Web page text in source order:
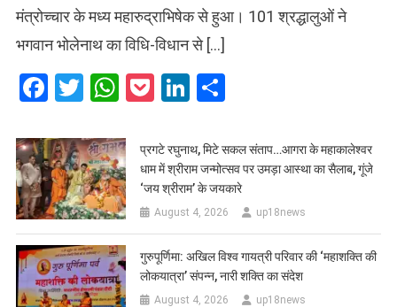
मंत्रोच्चार के मध्य महारुद्राभिषेक से हुआ। 101 श्रद्धालुओं ने
भगवान भोलेनाथ का विधि-विधान से […]
Facebook
Twitter
WhatsApp
PocketLinkedIn
प्रगटे रघुनाथ, मिटे सकल संताप…आगरा के महाकालेश्वर
धाम में श्रीराम जन्मोत्सव पर उमड़ा आस्था का सैलाब, गूंजे
‘जय श्रीराम’ के जयकारे
August 4, 2026 up18news
गुरुपूर्णिमा: अखिल विश्व गायत्री परिवार की ‘महाशक्ति की
लोकयात्रा’ संपन्न, नारी शक्ति का संदेश
August 4, 2026 up18news